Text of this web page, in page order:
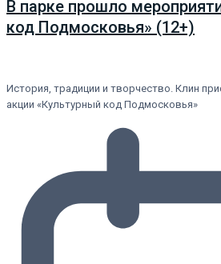
В парке прошло
код Подмосковья» (12+)
История, традиции и творчество. Клин
акции «Культурный код Подмосковья»